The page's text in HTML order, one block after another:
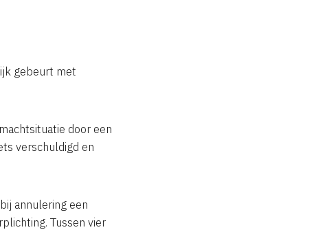
gebeurt met
door een
verschuldigd en
annulering een
Tussen vier